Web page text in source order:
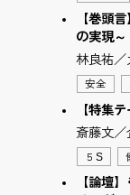
【巻頭
の実現
林良祐／
安全
【特集
斎藤文／
５S
【論壇